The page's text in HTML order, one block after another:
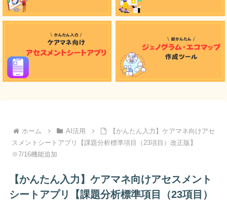
ホーム AI活用
【かんたん入力】ケアマネ向けアセ
スメントシートアプリ【課題分析標準項目（23項目）改正版】
※7/16機能追加
【かんたん入力】ケアマネ向けアセスメント
シートアプリ【課題分析標準項目（23項目）